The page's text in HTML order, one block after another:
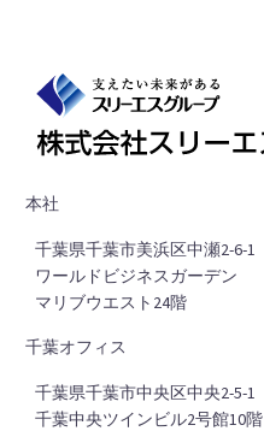
本社
千葉県千葉市美浜区中瀬2-6-1
ワールドビジネスガーデン
マリブウエスト24階
千葉オフィス
千葉県千葉市中央区中央2-5-1
千葉中央ツインビル2号館10階